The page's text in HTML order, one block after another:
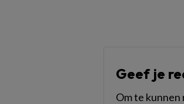
Geef je
Om te kunnen